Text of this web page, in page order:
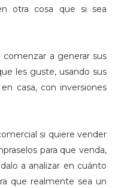
otra cosa que si sea
comenzar a generar sus
les guste, usando sus
casa, con inversiones
si quiere vender
para que venda,
a analizar en cuánto
que realmente sea un